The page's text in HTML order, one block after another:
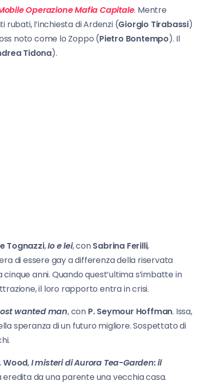
Operazione Mafia Capitale. Mentre
l’inchiesta di Ardenzi (Giorgio Tirabassi)
noto come lo Zoppo (Pietro Bontempo). Il
Tidona).
Tognazzi,Io e lei, conSabrina Ferilli,
di essere gay a differenza della riservata
anni. Quando quest’ultima s’imbatte in
il loro rapporto entra in crisi.
wanted man, con P. Seymour Hoffman. Issa,
speranza di un futuro migliore. Sospettato di
Wood,I misteri di Aurora Tea-Garden: il
eredita da una parente una vecchia casa.